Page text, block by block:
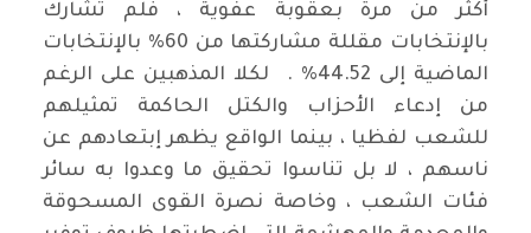
أكثر من مرة بعقوبة عفوية ، فلم تشارك
بالإنتخابات مقللة مشاركتها من 60% بالإنتخابات
الماضية إلى 44.52% . لكلا المذهبين على الرغم
من إدعاء الأحزاب والكتل الحاكمة تمثيلهم
للشعب لفظيا ، بينما الواقع يظهر إبتعادهم عن
ناسهم ، لا بل تناسوا تحقيق ما وعدوا به سائر
فئات الشعب ، وخاصة نصرة القوى المسحوقة